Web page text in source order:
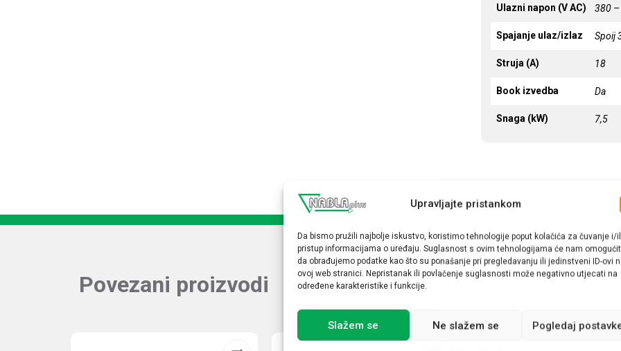
Upravljajte pristankom
Da bismo pružili najbolje iskustvo, koristimo tehnologije poput kolačića za čuvanje i/
pristup informacijama o uređaju. Suglasnost s ovim tehnologijama će nam
da obrađujemo podatke kao što su ponašanje pri pregledavanju ili jedinstveni ID-ovi
ovoj web stranici. Nepristanak ili povlačenje suglasnosti može negativno utjecati na
određene karakteristike i funkcije.
Slažem se Ne slažem se Pogledaj
Ulazni napon (V AC) 380
Spajanje ulaz/izlaz Spoij
Struja (A) 18
Book izvedba Da
Snaga (kW) 7,5
Povezani proizvodi